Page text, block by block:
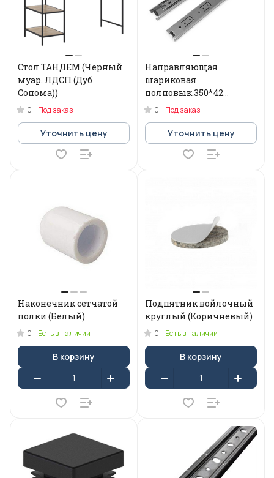
Стол ТАНДЕМ (Черный
муар. ЛДСП (Дуб
Сонома))
0 Под заказ
Уточнить цену
Направляющая
шариковая
полновык.350*42
SOLLER (15) 124-123
0 Под заказ
Уточнить цену
Наконечник сетчатой
полки (Белый)
0 Есть в наличии
В корзину
Подпятник войлочный
круглый (Коричневый)
0 Есть в наличии
В корзину